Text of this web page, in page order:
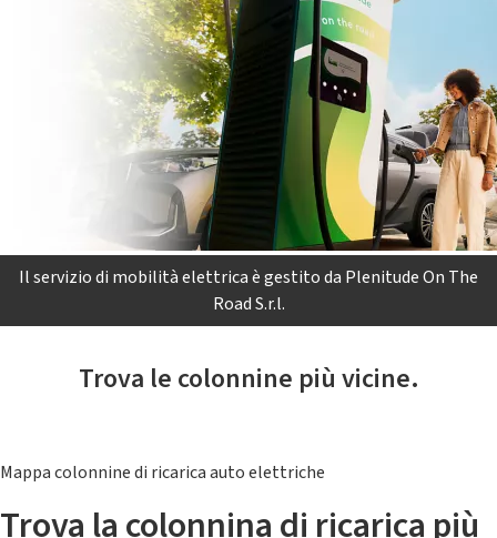
Il servizio di mobilità elettrica è gestito da Plenitude On The
Road S.r.l.
Trova le colonnine più vicine.
Mappa colonnine di ricarica auto elettriche
Trova la colonnina di ricarica più